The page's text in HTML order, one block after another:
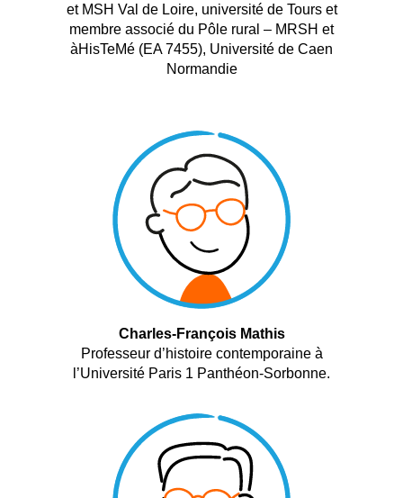
et MSH Val de Loire, université de Tours et
membre associé du Pôle rural – MRSH et
àHisTeMé (EA 7455), Université de Caen
Normandie
Charles-François Mathis
Professeur d’histoire contemporaine à
l’Université Paris 1 Panthéon-Sorbonne.